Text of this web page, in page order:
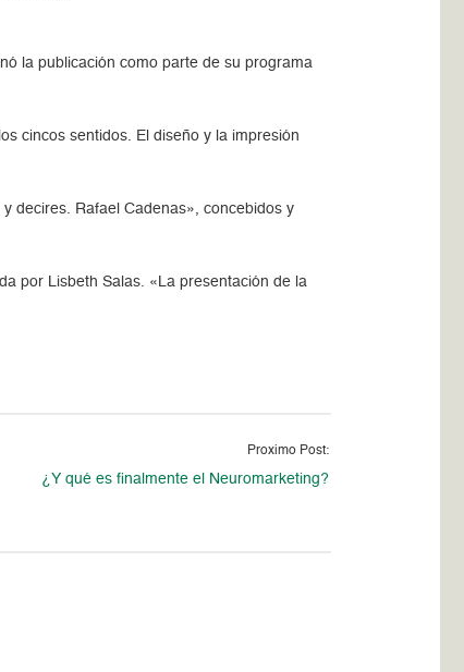
la publicación como parte de su programa
cincos sentidos. El diseño y la impresión
decires. Rafael Cadenas», concebidos y
por Lisbeth Salas. «La presentación de la
Proximo Post:
¿Y qué es finalmente el Neuromarketing?